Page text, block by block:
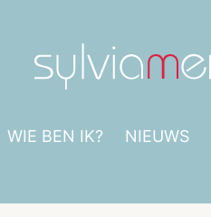
WIE BEN IK? NIEUWS